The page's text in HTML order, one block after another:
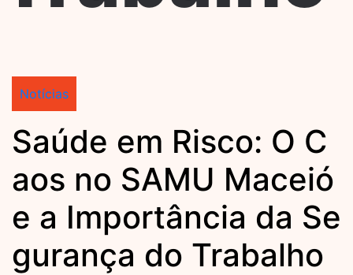
Notícias
Saúde em Risco: O C
aos no SAMU Maceió
e a Importância da Se
gurança do Trabalho